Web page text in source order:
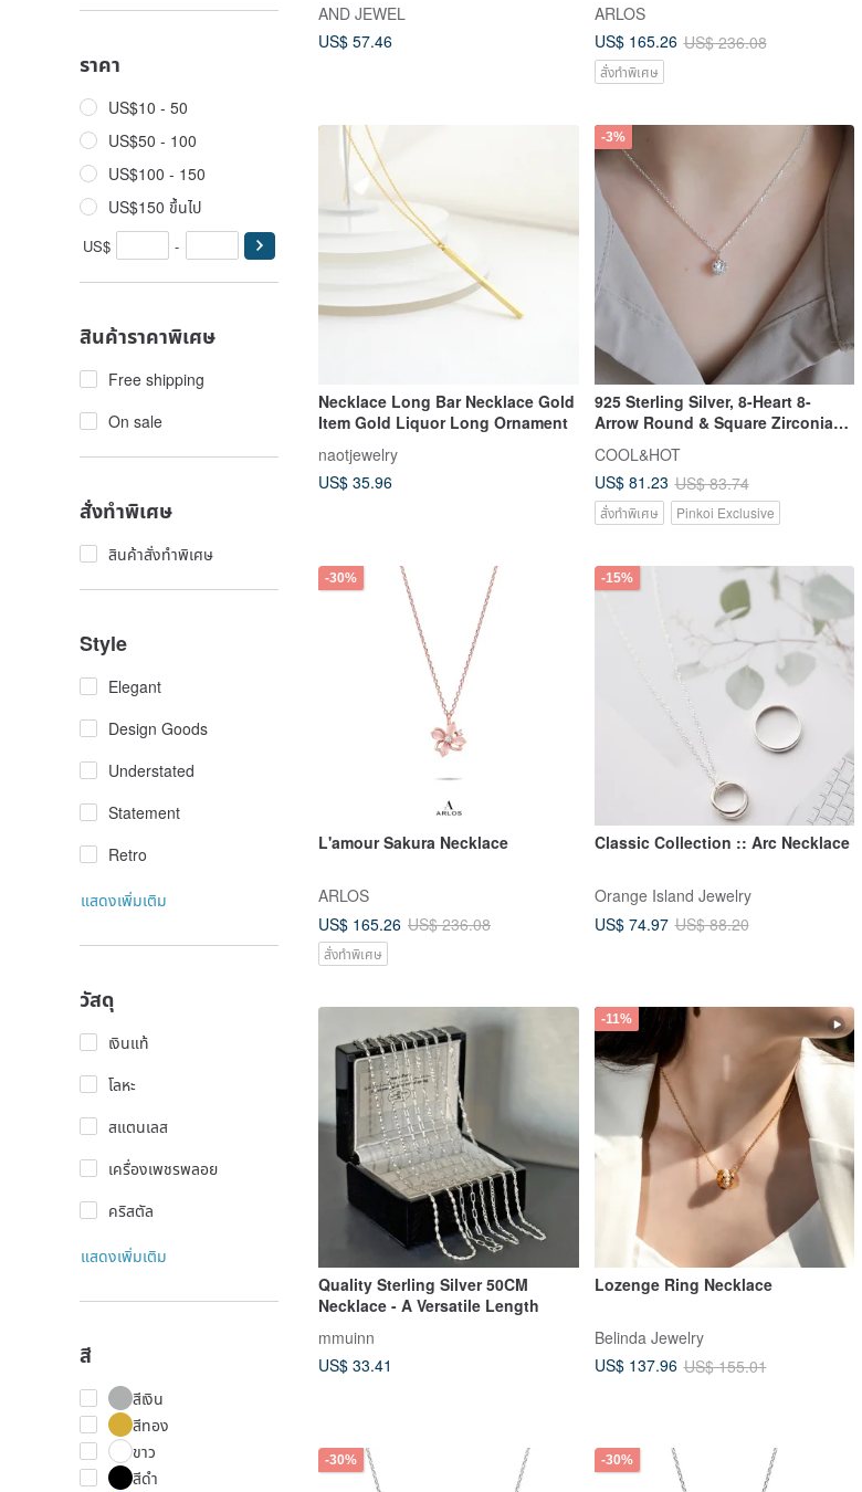
ราคา
US$10 - 50
US$50 - 100
US$100 - 150
US$150 ขึ้นไป
US$ -
สินค้าราคาพิเศษ
Free shipping
On sale
สั่งทำพิเศษ
สินค้าสั่งทำพิเศษ
Style
Elegant
Design Goods
Understated
Statement
Retro
แสดงเพิ่มเติม
วัสดุ
เงินแท้
โลหะ
สแตนเลส
เครื่องเพชรพลอย
คริสตัล
แสดงเพิ่มเติม
สี
สีเงิน
สีทอง
ขาว
สีดำ
AND
AND JEWEL
US$ 57.46
ARLOS
US$ 165.26 US$ 236.08
สั่งทำพิเศษ
Necklace Long Bar Necklace Gold
Item Gold Liquor Long Ornament
naotjewelry
US$ 35.96
-3%
925 Sterling Silver, 8-Heart 8-
Arrow Round & Square Zirconia
Necklace, Clavicle Chain, Long
Chain, Complimentary Gift
Wrapping
COOL&HOT
US$ 81.23 US$ 83.74
สั่งทำพิเศษ Pinkoi Exclusive
-30%
L'amour Sakura Necklace
ARLOS
US$ 165.26 US$ 236.08
สั่งทำพิเศษ
-15%
Classic Collection :: Arc Necklace
Orange Island Jewelry
US$ 74.97 US$ 88.20
Quality Sterling Silver 50CM
Necklace - A Versatile Length
mmuinn
US$ 33.41
-11%
Lozenge Ring Necklace
Belinda Jewelry
US$ 137.96 US$ 155.01
-30% -30%